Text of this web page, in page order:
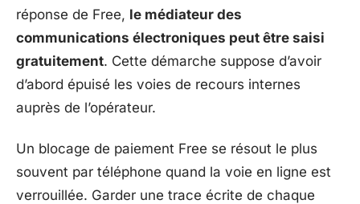
réponse de Free, le médiateur des
communications électroniques peut être saisi
gratuitement. Cette démarche suppose d’avoir
d’abord épuisé les voies de recours internes
auprès de l’opérateur.
Un blocage de paiement Free se résout le plus
souvent par téléphone quand la voie en ligne est
verrouillée. Garder une trace écrite de chaque